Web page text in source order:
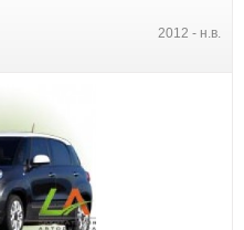
2012 - н.в.